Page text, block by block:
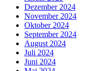
Dezember 2024
November 2024
Oktober 2024
September 2024
August 2024
Juli 2024
Juni 2024